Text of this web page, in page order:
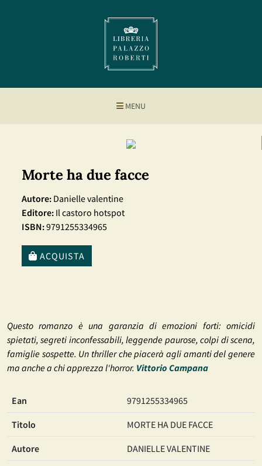
MENU
Morte ha due facce
Autore: Danielle valentine
Editore: Il castoro hotspot
ISBN:9791255334965
ACQUISTA
Questo romanzo è una garanzia di emozioni forti: omicidi
spietati, segreti inconfessabili, leggende paurose, colpi di scena,
famiglie sospette. Un thriller che piacerà agli amanti del genere
ma anche a chi apprezza l'horror. Vittorio Campana
Ean 9791255334965
Titolo MORTE HA DUE FACCE
Autore DANIELLE VALENTINE